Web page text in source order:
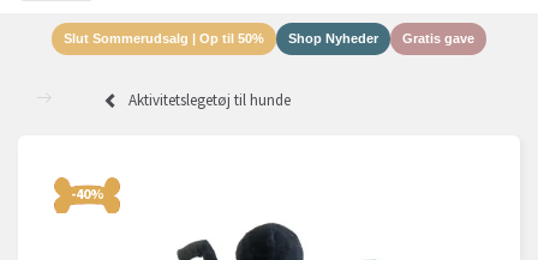
Slut Sommerudsalg | Op til 50% Shop Nyheder Gratis gave
Aktivitetslegetøj til hunde
-40%